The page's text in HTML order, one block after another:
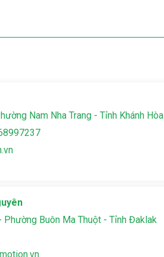
Nam Nha Trang - Tỉnh Khánh Hòa
Phường Buôn Ma Thuột - Tỉnh Đaklak